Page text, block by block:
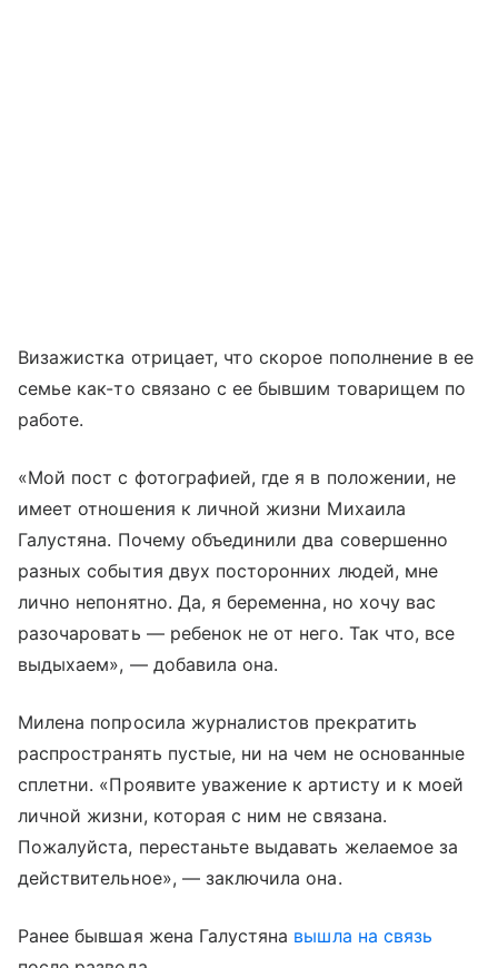
Визажистка отрицает, что скорое пополнение в ее
семье как-то связано с ее бывшим товарищем по
работе.
«Мой пост с фотографией, где я в положении, не
имеет отношения к личной жизни Михаила
Галустяна. Почему объединили два совершенно
разных события двух посторонних людей, мне
лично непонятно. Да, я беременна, но хочу вас
разочаровать — ребенок не от него. Так что, все
выдыхаем», — добавила она.
Милена попросила журналистов прекратить
распространять пустые, ни на чем не основанные
сплетни. «Проявите уважение к артисту и к моей
личной жизни, которая с ним не связана.
Пожалуйста, перестаньте выдавать желаемое за
действительное», — заключила она.
Ранее бывшая жена Галустяна вышла на связь